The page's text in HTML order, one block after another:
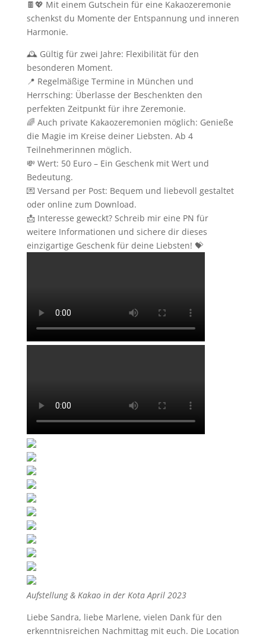
🍫💖 Mit einem Gutschein für eine Kakaozeremonie
schenkst du Momente der Entspannung und inneren
Harmonie.
🕰️ Gültig für zwei Jahre: Flexibilität für den
besonderen Moment.
📍 Regelmäßige Termine in München und
Herrsching: Überlasse der Beschenkten den
perfekten Zeitpunkt für ihre Zeremonie.
🌈 Auch private Kakaozeremonien möglich: Genieße
die Magie im Kreise deiner Liebsten. Ab 4
Teilnehmerinnen möglich.
💸 Wert: 50 Euro – Ein Geschenk mit Wert und
Bedeutung.
💌 Versand per Post: Bequem und liebevoll gestaltet
oder online zum Download.
📩 Interesse geweckt? Schreib mir eine PN für
weitere Informationen und sichere dir dieses
einzigartige Geschenk für deine Liebsten! 💝
Aufstellung & Kakao in der Kota April 2023
Liebe Sandra, liebe Marlene, vielen Dank für den
erkenntnisreichen Nachmittag mit euch. Die Location